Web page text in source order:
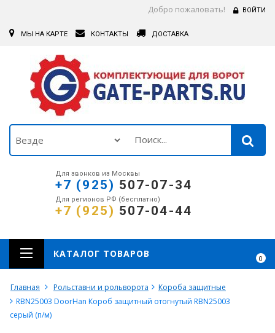
Добро пожаловать! ВОЙТИ
МЫ НА КАРТЕ КОНТАКТЫ ДОСТАВКА
Для звонков из Москвы
+7 (925) 507-07-34
Для регионов РФ (бесплатно)
+7 (925) 507-04-44
0
КАТАЛОГ ТОВАРОВ
Главная Рольставни и рольворота
Короба защитные
RBN25003 DoorHan Короб защитный отогнутый RBN25003
серый (п/м)